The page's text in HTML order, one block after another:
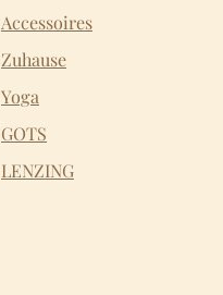
Accessoires
Zuhause
Yoga
GOTS
LENZING